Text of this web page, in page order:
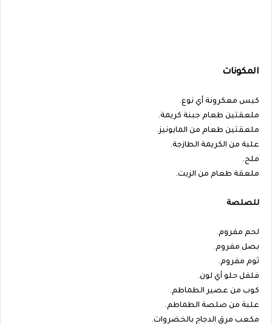
المكونات
كيس معكرونة أي نوع.
ملعقتين طعام جبنة كريمة.
ملعقتين طعام من المايونيز.
علبة من الكريمة الطازجة.
ملح.
ملعقة طعام من الزيت.
للصلصة
لحم مفروم.
بصل مفروم.
ثوم مفروم.
فلفل حلو أي لون.
كوب من عصير الطماطم.
علبة من صلصة الطماطم.
مكعب مرق الدجاج بالخضروات.